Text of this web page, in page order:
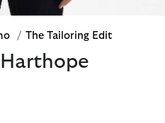
/ The Tailoring Edit
Harthope